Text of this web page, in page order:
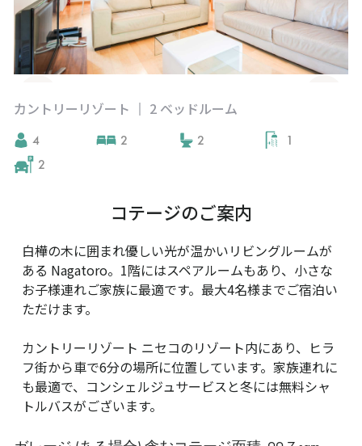
カントリーリゾート | 2 ベッドルーム
4 2 2
1
2
コテージのご案内
白樺の木に囲まれ優しい光が温かいリビングルームが
ある Nagatoro。1階にはスペアルームもあり、小さな
お子様連れご家族に最適です。最大4名様までご宿泊い
ただけます。
カントリーリゾート ニセコのリゾート内にあり、ヒラ
フ街から車で6分の場所に位置しています。家族連れに
も最適で、コンシェルジュサービスと冬には無料シャ
トルバスがございます。